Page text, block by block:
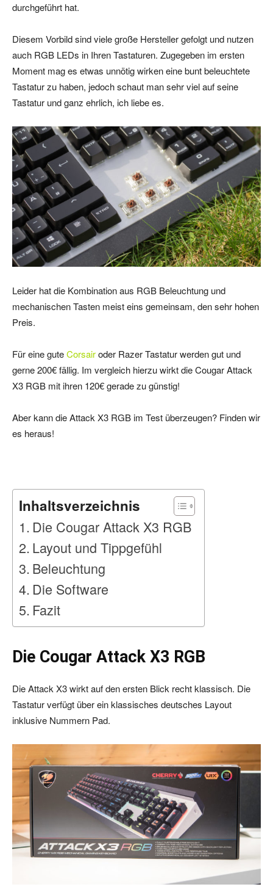
durchgeführt hat.
Diesem Vorbild sind viele große Hersteller gefolgt und nutzen
auch RGB LEDs in Ihren Tastaturen. Zugegeben im ersten
Moment mag es etwas unnötig wirken eine bunt beleuchtete
Tastatur zu haben, jedoch schaut man sehr viel auf seine
Tastatur und ganz ehrlich, ich liebe es.
Leider hat die Kombination aus RGB Beleuchtung und
mechanischen Tasten meist eins gemeinsam, den sehr hohen
Preis.
Für eine guteCorsairoder Razer Tastatur werden gut und
gerne 200€ fällig. Im vergleich hierzu wirkt die Cougar Attack
X3 RGB mit ihren 120€ gerade zu günstig!
Aber kann die Attack X3 RGB im Test überzeugen? Finden wir
es heraus!
Inhaltsverzeichnis
Die Cougar Attack X3 RGB
Layout und Tippgefühl
Beleuchtung
Die Software
Fazit
Die Cougar Attack X3 RGB
Die Attack X3 wirkt auf den ersten Blick recht klassisch. Die
Tastatur verfügt über ein klassisches deutsches Layout
inklusive Nummern Pad.